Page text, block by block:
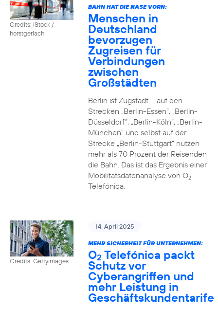
Credits: iStock /
horstgerlach
BAHN HAT DIE NASE VORN:
Menschen in
Deutschland
bevorzugen
Zugreisen für
Verbindungen
zwischen
Großstädten
Berlin ist Zugstadt – auf den
Strecken „Berlin-Essen”, „Berlin-
Düsseldorf”, „Berlin-Köln”, „Berlin-
München” und selbst auf der
Strecke „Berlin-Stuttgart“ nutzen
mehr als 70 Prozent der Reisenden
die Bahn. Das ist das Ergebnis einer
Mobilitätsdatenanalyse von O2
Telefónica.
Credits: Gettyimages
14. April 2025
MEHR SICHERHEIT FÜR UNTERNEHMEN:
O2 Telefónica packt
Schutz vor
Cyberangriffen und
mehr Leistung in
Geschäftskundentarife